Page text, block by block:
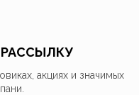
акциях и значимых